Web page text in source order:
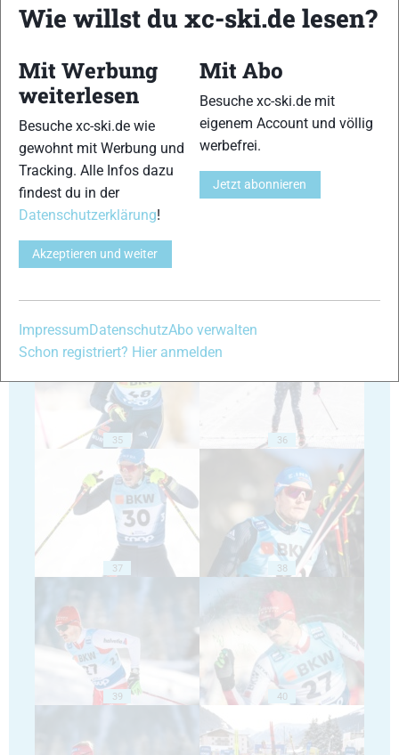
32
35 36
37 38
39 40
Wie willst du xc-ski.de lesen?
Mit Werbung
weiterlesen
Besuche xc-ski.de wie
gewohnt mit Werbung und
Tracking. Alle Infos dazu
findest du in der
Datenschutzerklärung!
Akzeptieren und weiter
Mit Abo
Besuche xc-ski.de mit
eigenem Account und völlig
werbefrei.
Jetzt abonnieren
ImpressumDatenschutzAbo verwalten
Schon registriert? Hier anmelden